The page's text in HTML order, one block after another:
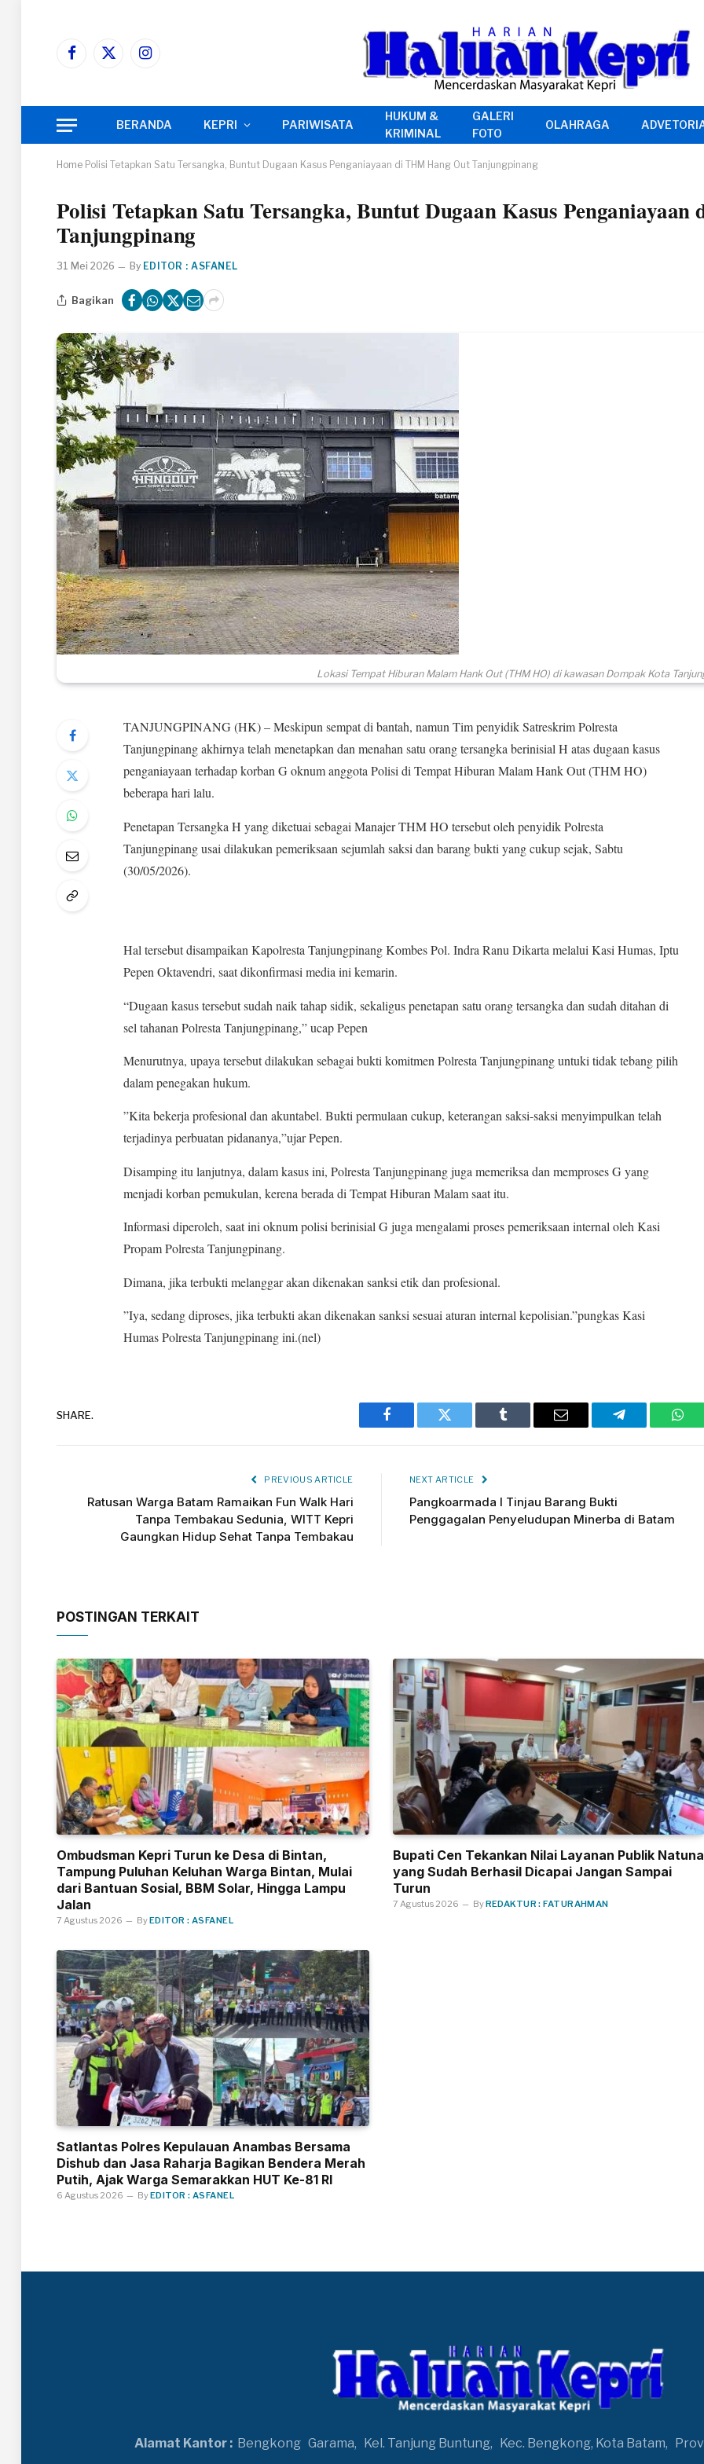
Facebook
X
Instagram
BERANDA KEPRI PARIWISATA
HUKUM &
KRIMINAL
GALERI
FOTO
OLAHRAGA
Home Polisi Tetapkan Satu Tersangka, Buntut Dugaan Kasus Penganiayaan di THM Hang Out Tanjungpinang
Polisi Tetapkan Satu Tersangka, Buntut Dugaan Kasus
Tanjungpinang
31 Mei 2026 By EDITOR : ASFANEL
Bagikan
Lokasi Tempat Hiburan Malam Hank Out (THM HO) di kawasan Dompak Kota
TANJUNGPINANG (HK) – Meskipun sempat di bantah, namun Tim penyidik Satreskrim Polresta
Tanjungpinang akhirnya telah menetapkan dan menahan satu orang tersangka berinisial H atas dugaan kasus
penganiayaan terhadap korban G oknum anggota Polisi di Tempat Hiburan Malam Hank Out (THM HO)
beberapa hari lalu.
Penetapan Tersangka H yang diketuai sebagai Manajer THM HO tersebut oleh penyidik Polresta
Tanjungpinang usai dilakukan pemeriksaan sejumlah saksi dan barang bukti yang cukup sejak, Sabtu
(30/05/2026).
Hal tersebut disampaikan Kapolresta Tanjungpinang Kombes Pol. Indra Ranu Dikarta melalui Kasi Humas, Iptu
Pepen Oktavendri, saat dikonfirmasi media ini kemarin.
“Dugaan kasus tersebut sudah naik tahap sidik, sekaligus penetapan satu orang tersangka dan sudah ditahan di
sel tahanan Polresta Tanjungpinang,” ucap Pepen
Menurutnya, upaya tersebut dilakukan sebagai bukti komitmen Polresta Tanjungpinang untuki tidak tebang pilih
dalam penegakan hukum.
”Kita bekerja profesional dan akuntabel. Bukti permulaan cukup, keterangan saksi-saksi menyimpulkan telah
terjadinya perbuatan pidananya,”ujar Pepen.
Disamping itu lanjutnya, dalam kasus ini, Polresta Tanjungpinang juga memeriksa dan memproses G yang
menjadi korban pemukulan, kerena berada di Tempat Hiburan Malam saat itu.
Informasi diperoleh, saat ini oknum polisi berinisial G juga mengalami proses pemeriksaan internal oleh Kasi
Propam Polresta Tanjungpinang.
Dimana, jika terbukti melanggar akan dikenakan sanksi etik dan profesional.
”Iya, sedang diproses, jika terbukti akan dikenakan sanksi sesuai aturan internal kepolisian.”pungkas Kasi
Humas Polresta Tanjungpinang ini.(nel)
SHARE.
Facebook Twitter Tumblr Email Telegram
PREVIOUS ARTICLE
Ratusan Warga Batam Ramaikan Fun Walk Hari
Tanpa Tembakau Sedunia, WITT Kepri
Gaungkan Hidup Sehat Tanpa Tembakau
NEXT ARTICLE
Pangkoarmada I Tinjau Barang Bukti
Penggagalan Penyeludupan Minerba di Batam
POSTINGAN TERKAIT
Ombudsman Kepri Turun ke Desa di Bintan,
Tampung Puluhan Keluhan Warga Bintan, Mulai
dari Bantuan Sosial, BBM Solar, Hingga Lampu
Jalan
7 Agustus 2026 ByEDITOR : ASFANEL
Bupati Cen Tekankan Nilai Layanan Publik Natuna
yang Sudah Berhasil Dicapai Jangan Sampai
Turun
7 Agustus 2026 ByREDAKTUR : FATURAHMAN
Satlantas Polres Kepulauan Anambas Bersama
Dishub dan Jasa Raharja Bagikan Bendera Merah
Putih, Ajak Warga Semarakkan HUT Ke-81 RI
6 Agustus 2026 ByEDITOR : ASFANEL
Alamat Kantor : Bengkong Garama, Kel. Tanjung Buntung, Kec. Bengkong, Kota Batam,